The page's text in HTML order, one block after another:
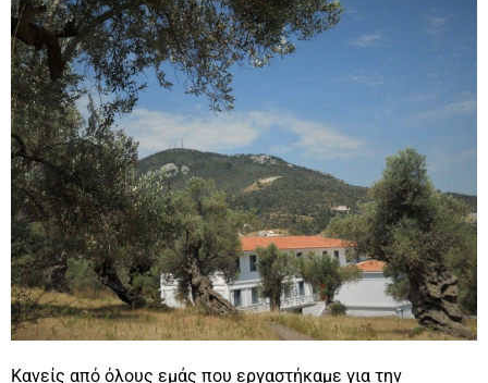
Κανείς από όλους εμάς που εργαστήκαμε για την